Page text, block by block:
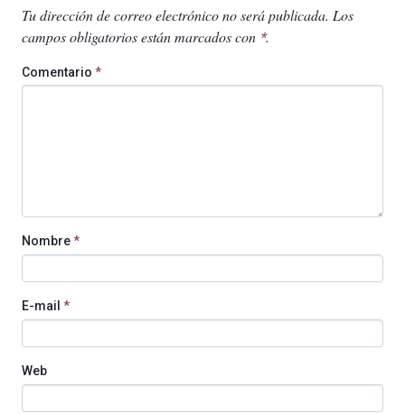
Tu dirección de correo electrónico no será publicada. Los
campos obligatorios están marcados con *.
Comentario *
Nombre*
E-mail *
Web